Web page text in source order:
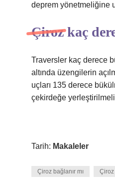
deprem yönetmeliğine
Çiroz kaç
Traversler kaç derece
altında üzengilerin
uçları 135 derece
çekirdeğe
Tarih: Makaleler
Çiroz bağlanır mı Çiroz